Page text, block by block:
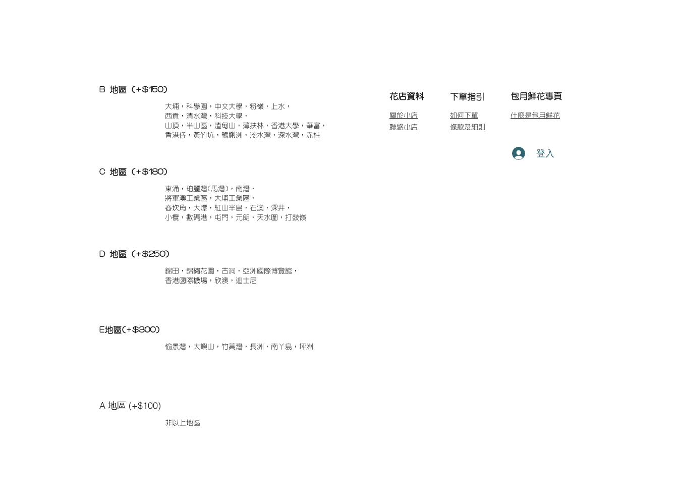
B 地區 (+$150)
大埔，科學園，中文大學，粉嶺，上水，
西貢，清水灣，科技大學，
山頂，半山區，渣甸山，薄扶林，香港大學，華富，
香港仔，黃竹坑，鴨脷洲，淺水灣，深水灣，赤柱
C 地區 (+$180)
東涌，珀麗灣(馬灣)，南灣，
將軍澳工業區，大埔工業區，
舂坎角，大潭，紅山半島，石澳，深井，
小欖，數碼港，屯門，元朗，天水圍，打鼓嶺
D 地區 (+$250)
錦田，錦繡花園，古洞，亞洲國際博覽館，
香港國際機場，欣澳，迪士尼
E地區(+$300)
愉景灣，大嶼山，竹蒿灣，長洲，南丫島，坪洲
A 地區 (+$100)
非以上地區
​花店資料 下單指引 包月鮮花專頁
關於小店
聯絡小店
如何下單
條款及細則
什麼是包月鮮花
登入